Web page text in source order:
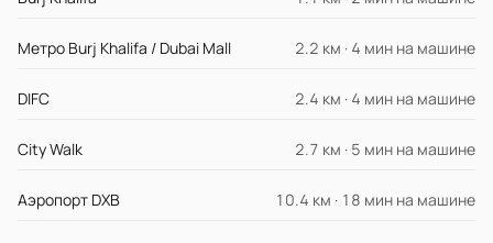
Метро Burj Khalifa / Dubai Mall 2.2 км · 4 мин на машине
DIFC 2.4 км · 4 мин на машине
City Walk 2.7 км · 5 мин на машине
Аэропорт DXB 10.4 км · 18 мин на машине